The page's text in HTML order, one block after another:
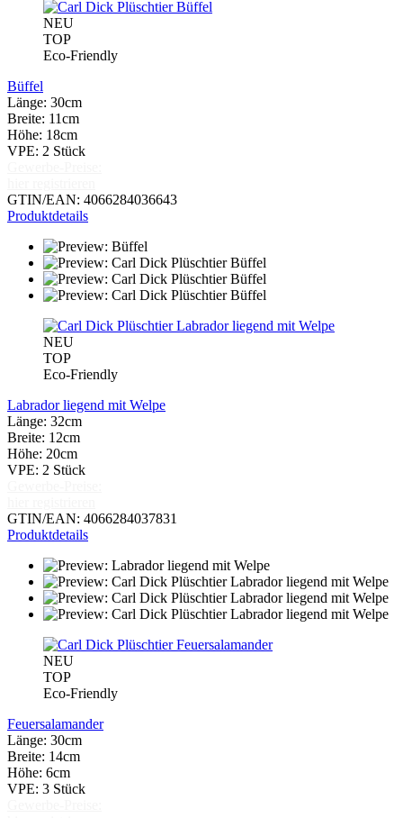
NEU
TOP
Eco-Friendly
Büffel
Länge: 30cm
Breite: 11cm
Höhe: 18cm
VPE: 2 Stück
GTIN/EAN: 4066284036643
Produktdetails
NEU
TOP
Eco-Friendly
Labrador liegend mit Welpe
Länge: 32cm
Breite: 12cm
Höhe: 20cm
VPE: 2 Stück
GTIN/EAN: 4066284037831
Produktdetails
NEU
TOP
Eco-Friendly
Feuersalamander
Länge: 30cm
Breite: 14cm
Höhe: 6cm
VPE: 3 Stück